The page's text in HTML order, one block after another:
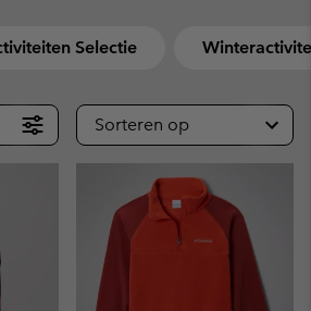
Selectie
Sorteren op